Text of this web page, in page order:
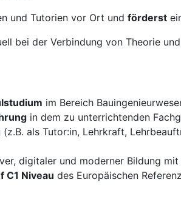
und Tutorien vor Ort und förderst
bei der Verbindung von Theorie
im Bereich
in dem zu unterrichtenden
(z.B. als Tutor:in, Lehrkraft,
digitaler und moderner Bildung
C1 Niveau des Europäischen